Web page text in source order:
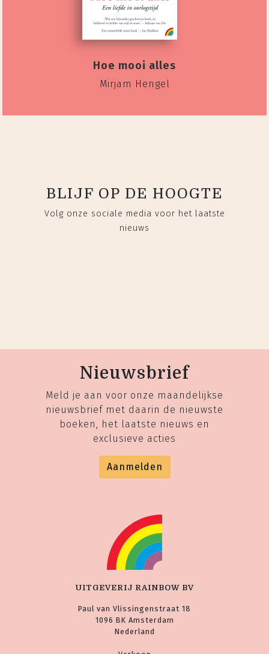
Hoe mooi alles
Mirjam Hengel
BLIJF OP DE HOOGTE
Volg onze sociale media voor het laatste
nieuws
Nieuwsbrief
Meld je aan voor onze maandelijkse
nieuwsbrief met daarin de nieuwste
boeken, het laatste nieuws en
exclusieve acties
Aanmelden
UITGEVERIJ RAINBOW BV
Paul van Vlissingenstraat 18
1096 BK Amsterdam
Nederland